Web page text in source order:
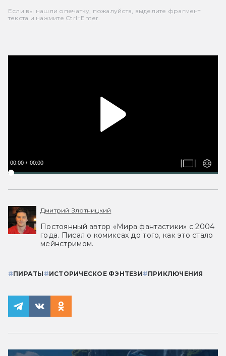
Если вы нашли опечатку, пожалуйста, выделите фрагмент
текста и нажмите Ctrl+Enter.
00:00 00:00
Дмитрий Злотницкий
Постоянный автор «Мира фантастики» с 2004
года. Писал о комиксах до того, как это стало
мейнстримом.
#ПИРАТЫ #ИСТОРИЧЕСКОЕ ФЭНТЕЗИ#ПРИКЛЮЧЕНИЯ